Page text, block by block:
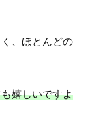
、ほとんどの
嬉しいですよ